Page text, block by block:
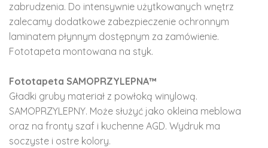
zabrudzenia. Do intensywnie użytkowanych wnętrz
zalecamy dodatkowe zabezpieczenie ochronnym
laminatem płynnym dostępnym za zamówienie.
Fototapeta montowana na styk.
Fototapeta SAMOPRZYLEPNA™
Gładki gruby materiał z powłoką winylową.
SAMOPRZYLEPNY. Może służyć jako okleina meblowa
oraz na fronty szaf i kuchenne AGD. Wydruk ma
soczyste i ostre kolory.